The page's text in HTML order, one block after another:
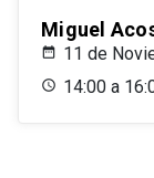
Miguel
11 de
14:00 a